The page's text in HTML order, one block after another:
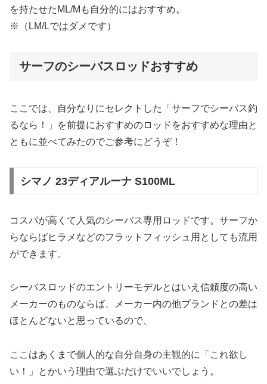
を持たせたML/Mも自分的にはおすすめ。
※（LM/Lではダメです）
サーフのシーバスロッドおすすめ
ここでは、自分なりにセレクトした「サーフでシーバス釣
るなら！」を前提におすすめのロッドをおすすめな理由と
ともに並べてみたのでご参考にどうぞ！
シマノ 23ディアルーナ S100ML
コスパが高くて人気のシーバス専用ロッドです。サーフか
らならばヒラメなどのフラットフィッシュ用としても流用
ができます。
シーバスロッドのエントリーモデルとはいえ信頼度の高い
メーカーのものならば、メーカー内の他ブランドとの差は
ほとんどないと思っているので、
ここはあくまで個人的な自分自身の主観的に「これ欲し
い！」とかいう理由で選ぶだけでいいでしょう。